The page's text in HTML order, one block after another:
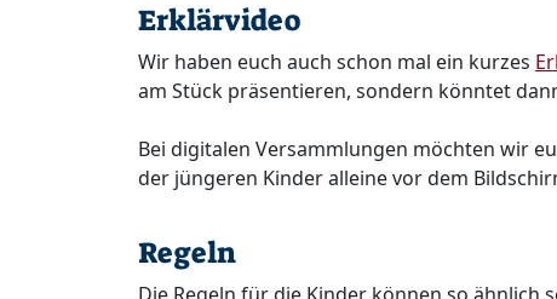
Erklärvideo
Wir haben euch auch schon mal ein kurzes
am Stück präsentieren, sondern könntet
Bei digitalen Versammlungen möchten wir
der jüngeren Kinder alleine vor dem
Regeln